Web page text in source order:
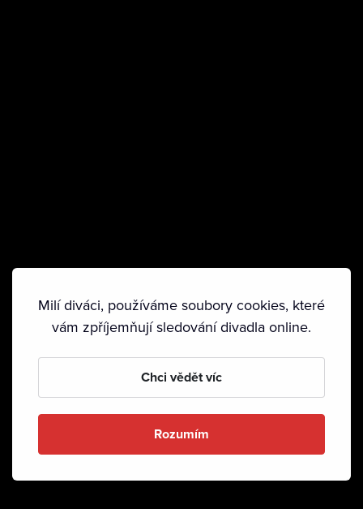
Milí diváci, používáme soubory cookies, které
vám zpříjemňují sledování divadla online.
Chci vědět víc
Rozumím